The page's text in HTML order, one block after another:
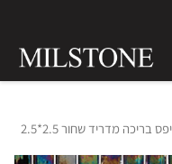
בריכה מדריד שחור 2.5*2.5